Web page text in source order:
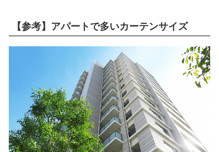
【参考】アパートで多いカーテンサイズ